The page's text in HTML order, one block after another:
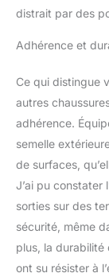
distrait par des
Adhérence et
Ce qui distingue
autres
adhérence.
semelle
de surfaces,
J’ai pu constater
sorties sur des
sécurité, même
plus, la
ont su résister à